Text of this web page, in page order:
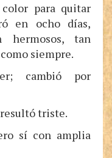
para quitar
en ocho días,
hermosos, tan
siempre.
cambió por
triste.
sí con amplia